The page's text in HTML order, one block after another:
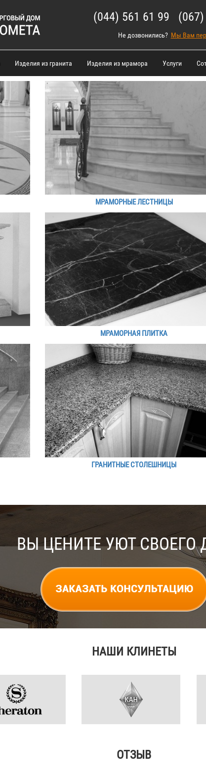
(044) 561 61 99 (067)
Не дозвонились? Мы Вам
Изделия из гранита Изделия из мрамора Услуги
МРАМОРНЫЕ ЛЕСТНИЦЫ
МРАМОРНАЯ ПЛИТКА
ГРАНИТНЫЕ СТОЛЕШНИЦЫ
ВЫ ЦЕНИТЕ УЮТ СВОЕГО
НАШИ КЛИНЕТЫ
ОТЗЫВ